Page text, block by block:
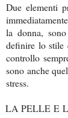
Due elementi
la donna,
definire lo stile
controllo
sono anche
stress.
PELLE E LA